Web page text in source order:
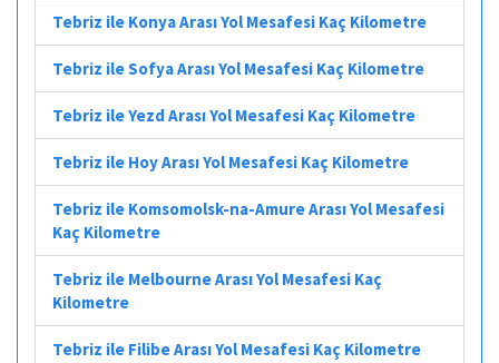
Tebriz ile Konya Arası Yol Mesafesi Kaç Kilometre
Tebriz ile Sofya Arası Yol Mesafesi Kaç Kilometre
Tebriz ile Yezd Arası Yol Mesafesi Kaç Kilometre
Tebriz ile Hoy Arası Yol Mesafesi Kaç Kilometre
Tebriz ile Komsomolsk-na-Amure Arası Yol Mesafesi
Kaç Kilometre
Tebriz ile Melbourne Arası Yol Mesafesi Kaç
Kilometre
Tebriz ile Filibe Arası Yol Mesafesi Kaç Kilometre